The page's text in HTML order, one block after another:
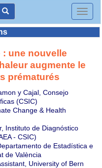
Toggle
une nouvelle
augmente le
prématurés
y Cajal, Consejo
(CSIC)
Change & Health
Instituto de Diagnóstico
- CSIC)
de Estadística e
de València
University of Bern